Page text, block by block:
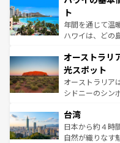
ンメントが詰ま
西部には大自然
ストーン国立公
文化が魅力。旅
しみながら、そ
るだろう。車で
ならではの贅沢な旅のス
情報は コンテン
ト
年間を通じて温
ハワイは、どの
ワイ島は見逃せ
島だが、静かな
おすすめ。エメ
文化や歴史が息
人々、おいしい
ク、伝統的なフ
っている。訪れ
オーストラリ
光スポット
オーストラリア
シドニーのシン
リアリーフや大
ク）、タスマニ
ど、見どころが
台湾
日本から約４時
自然が織りなす